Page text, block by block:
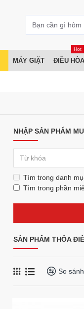
MÁY GIẶT ĐIỀU HÒA
Hot
NHẬP SẢN PHẨM
Tìm trong danh
Tìm trong phần
SẢN PHẨM THỎA
So